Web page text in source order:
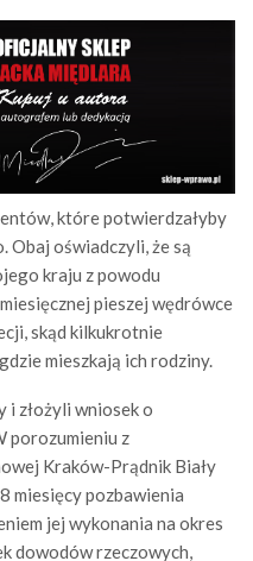
które potwierdzałyby
Obaj oświadczyli, że są
kraju z powodu
pieszej wędrówce
skąd kilkukrotnie
mieszkają ich rodziny.
i złożyli wniosek o
porozumieniu z
Kraków-Prądnik Biały
miesięcy pozbawienia
jej wykonania na okres
dowodów rzeczowych,